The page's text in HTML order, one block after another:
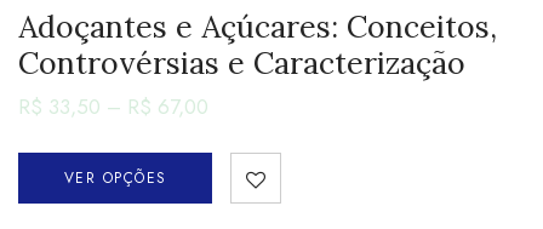
Adoçantes e Açúcares: Conceitos,
Controvérsias e Caracterização
R$ 33,50 – R$ 67,00
VER OPÇÕES